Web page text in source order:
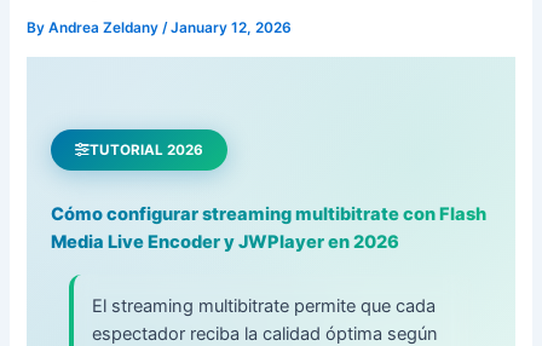
ByAndrea Zeldany/January 12, 2026
TUTORIAL 2026
Cómo configurar streaming multibitrate con Flash
Media Live Encoder y JWPlayer en 2026
El streaming multibitrate permite que cada
espectador reciba la calidad óptima según